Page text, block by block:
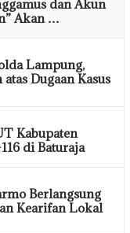
dan Akun
Akan …
Lampung,
Dugaan Kasus
Kabupaten
di Baturaja
Berlangsung
Kearifan Lokal